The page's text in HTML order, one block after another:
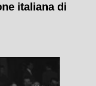
italiana di